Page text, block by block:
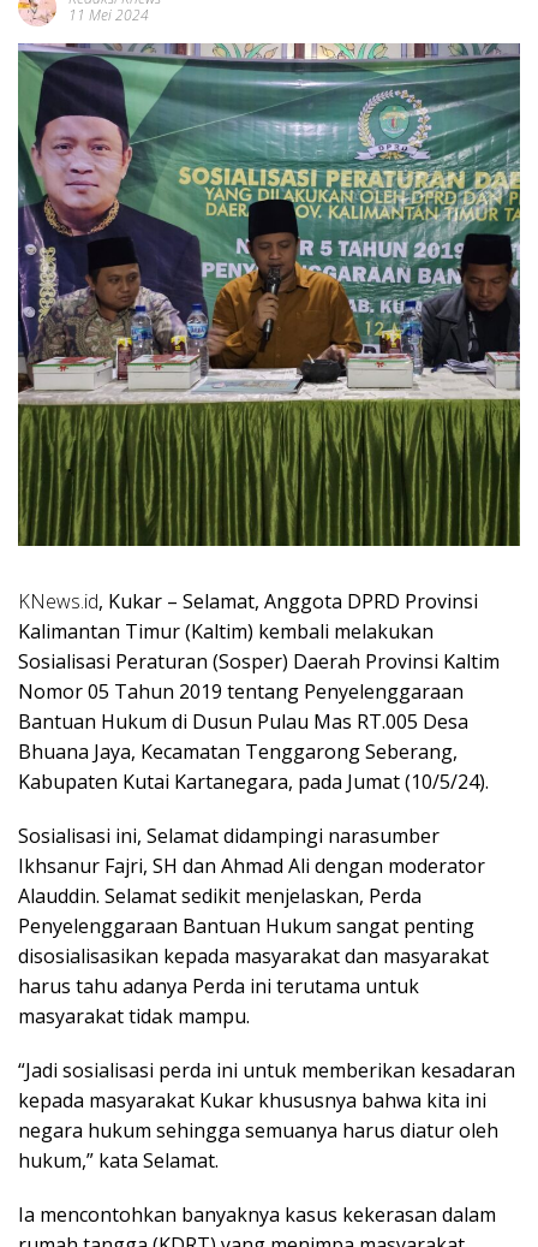
11 Mei 2024
KNews.id, Kukar – Selamat, Anggota DPRD Provinsi
Kalimantan Timur (Kaltim) kembali melakukan
Sosialisasi Peraturan (Sosper) Daerah Provinsi Kaltim
Nomor 05 Tahun 2019 tentang Penyelenggaraan
Bantuan Hukum di Dusun Pulau Mas RT.005 Desa
Bhuana Jaya, Kecamatan Tenggarong Seberang,
Kabupaten Kutai Kartanegara, pada Jumat (10/5/24).
Sosialisasi ini, Selamat didampingi narasumber
Ikhsanur Fajri, SH dan Ahmad Ali dengan moderator
Alauddin. Selamat sedikit menjelaskan, Perda
Penyelenggaraan Bantuan Hukum sangat penting
disosialisasikan kepada masyarakat dan masyarakat
harus tahu adanya Perda ini terutama untuk
masyarakat tidak mampu.
“Jadi sosialisasi perda ini untuk memberikan kesadaran
kepada masyarakat Kukar khususnya bahwa kita ini
negara hukum sehingga semuanya harus diatur oleh
hukum,” kata Selamat.
Ia mencontohkan banyaknya kasus kekerasan dalam